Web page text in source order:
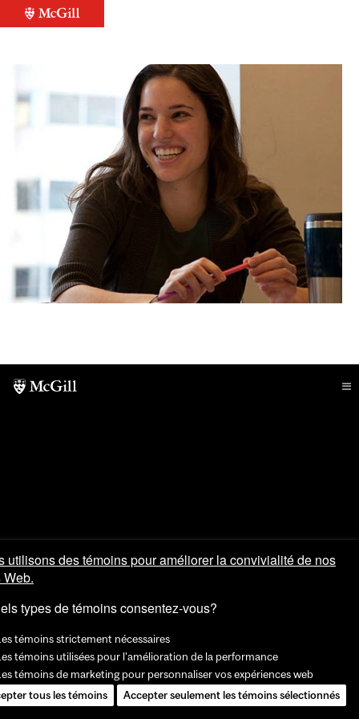
utilisons des témoins pour améliorer la convivialité de nos
types de témoins consentez-vous?
témoins strictement nécessaires
témoins utilisées pour l'amélioration de la performance
témoins de marketing pour personnaliser vos expériences web
tous les témoins
Accepter seulement les témoins sélectionnés